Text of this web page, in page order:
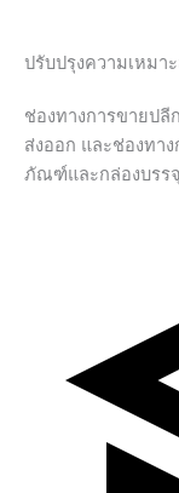
ปรับปรุงความเหมา
ช่องทางการขายปลี
ส่งออก และช่องทา
ภัณฑ์และกล่องบรร